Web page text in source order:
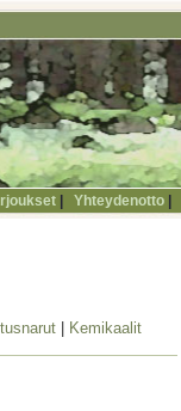
Yhteydenotto
Kemikaalit